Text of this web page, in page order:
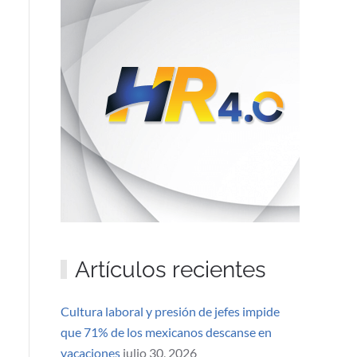
Artículos recientes
Cultura laboral y presión de jefes impide
que 71% de los mexicanos descanse en
vacaciones julio 30, 2026